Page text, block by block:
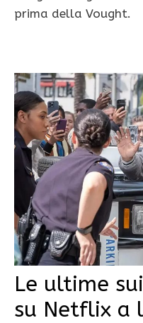
prima della Vought.
Le ultime
su Netflix a